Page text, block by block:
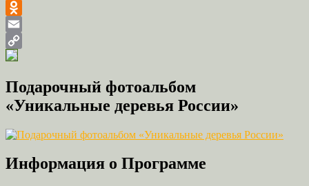
VK
Odnoklassniki
Email
Copy
Подарочный фотоальбом
«Уникальные деревья России»
Информация о Программе